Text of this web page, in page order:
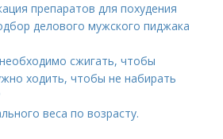
препаратов для похудения
делового мужского пиджака
сжигать, чтобы
ходить, чтобы не набирать
веса по возрасту.